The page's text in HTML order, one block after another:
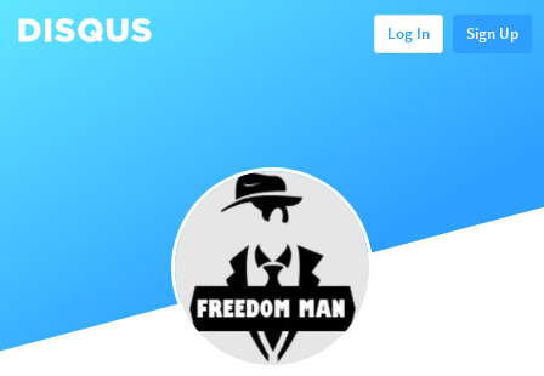
Log In Sign Up